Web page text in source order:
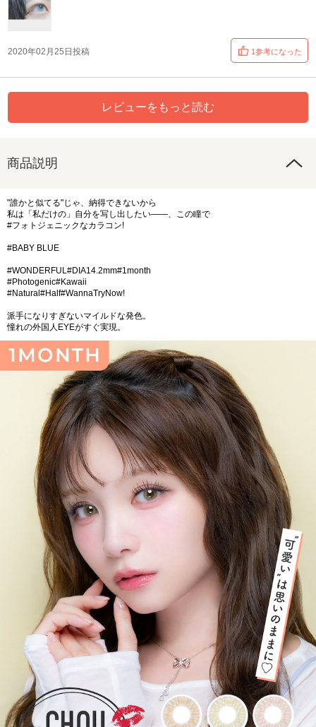
2020年02月25日投稿 1参考になった
レビューをもっと読む
商品説明
"誰かと似てる"じゃ、納得できないから
私は「私だけの」自分を写し出したい――、この瞳で
#フォトジェニックなカラコン!
#BABY BLUE
#WONDERFUL#DIA14.2mm#1month
#Photogenic#Kawaii
#Natural#Half#WannaTryNow!
派手になりすぎないマイルドな発色。
憧れの外国人EYEがすぐ実現。